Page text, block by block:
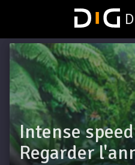
Intense
Regarder